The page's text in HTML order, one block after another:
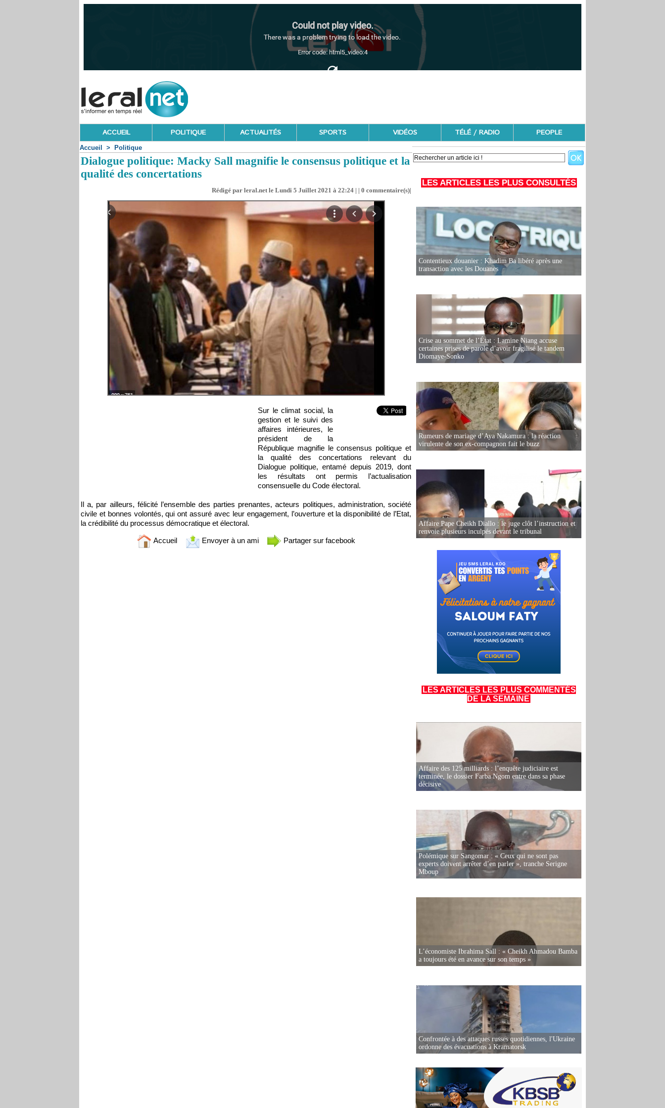
ACCUEIL POLITIQUE ACTUALITÉS SPORTS VIDÉOS TÉLÉ / RADIO PEOPLE
Accueil > Politique
Dialogue politique: Macky Sall magnifie le consensus politique et la
qualité des concertations
Rédigé par leral.net le Lundi 5 Juillet 2021 à 22:24 | | 0 commentaire(s)|
Sur le climat social, la
gestion et le suivi des
affaires intérieures, le
président de la
République magnifie le consensus politique et
la qualité des concertations relevant du
Dialogue politique, entamé depuis 2019, dont
les résultats ont permis l’actualisation
consensuelle du Code électoral.
Il a, par ailleurs, félicité l’ensemble des parties prenantes, acteurs politiques, administration, société
civile et bonnes volontés, qui ont assuré avec leur engagement, l’ouverture et la disponibilité de l’Etat,
la crédibilité du processus démocratique et électoral.
Accueil Envoyer à un ami Partager sur facebook
LES ARTICLES LES PLUS CONSULTÉS
Contentieux douanier : Khadim Ba libéré après une
transaction avec les Douanes
Crise au sommet de l’État : Lamine Niang accuse
certaines prises de parole d’avoir fragilisé le tandem
Diomaye-Sonko
Rumeurs de mariage d’Aya Nakamura : la réaction
virulente de son ex-compagnon fait le buzz
Affaire Pape Cheikh Diallo : le juge clôt l’instruction et
renvoie plusieurs inculpés devant le tribunal
LES ARTICLES LES PLUS COMMENTÉS
DE LA SEMAINE
Affaire des 125 milliards : l’enquête judiciaire est
terminée, le dossier Farba Ngom entre dans sa phase
décisive
Polémique sur Sangomar : « Ceux qui ne sont pas
experts doivent arrêter d’en parler », tranche Serigne
Mboup
L’économiste Ibrahima Sall : « Cheikh Ahmadou Bamba
a toujours été en avance sur son temps »
Confrontée à des attaques russes quotidiennes, l'Ukraine
ordonne des évacuations à Kramatorsk